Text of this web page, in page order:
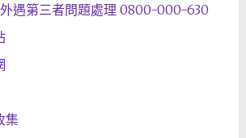
遇第三者問題處理 0800-000-630
集